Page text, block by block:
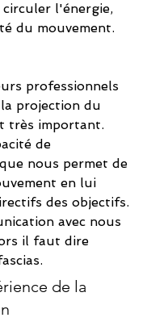
l'énergie,
du mouvement.
professionnels
projection du
très important.
de
nous permet de
en lui
des objectifs.
avec nous
il faut dire
de la